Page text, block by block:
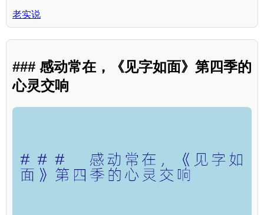
老实说
### 感动常在，《见字如面》第四季的
心灵交响